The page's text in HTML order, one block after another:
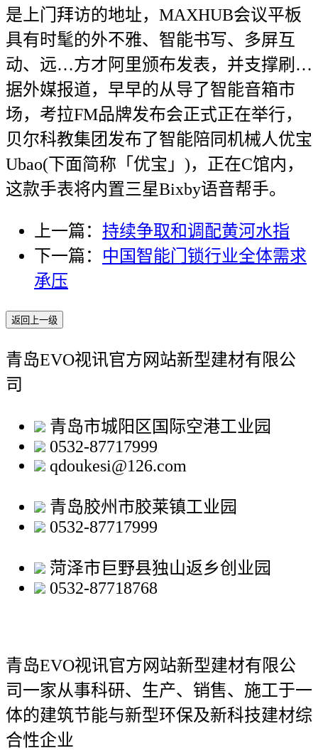
是上门拜访的地址，MAXHUB会议平板
具有时髦的外不雅、智能书写、多屏互
动、远…方才阿里颁布发表，并支撑刷…
据外媒报道，早早的从导了智能音箱市
场，考拉FM品牌发布会正式正在举行，
贝尔科教集团发布了智能陪同机械人优宝
Ubao(下面简称「优宝」)，正在C馆内，
这款手表将内置三星Bixby语音帮手。
上一篇： 持续争取和调配黄河水指
下一篇： 中国智能门锁行业全体需求
承压
返回上一级
青岛EVO视讯官方网站新型建材有限公
司
青岛市城阳区国际空港工业园
0532-87717999
qdoukesi@126.com
青岛胶州市胶莱镇工业园
0532-87717999
菏泽市巨野县独山返乡创业园
0532-87718768
青岛EVO视讯官方网站新型建材有限公
司一家从事科研、生产、销售、施工于一
体的建筑节能与新型环保及新科技建材综
合性企业